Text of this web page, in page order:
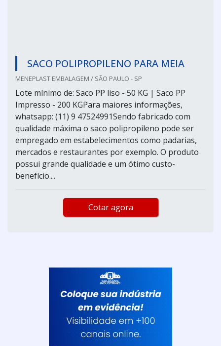
SACO POLIPROPILENO PARA MEIA
MENEPLAST EMBALAGEM / SÃO PAULO - SP
Lote mínimo de: Saco PP liso - 50 KG | Saco PP
Impresso - 200 KGPara maiores informações,
whatsapp: (11) 9 47524991Sendo fabricado com
qualidade máxima o saco polipropileno pode ser
empregado em estabelecimentos como padarias,
mercados e restaurantes por exemplo. O produto
possui grande qualidade e um ótimo custo-
benefício....
Cotar agora